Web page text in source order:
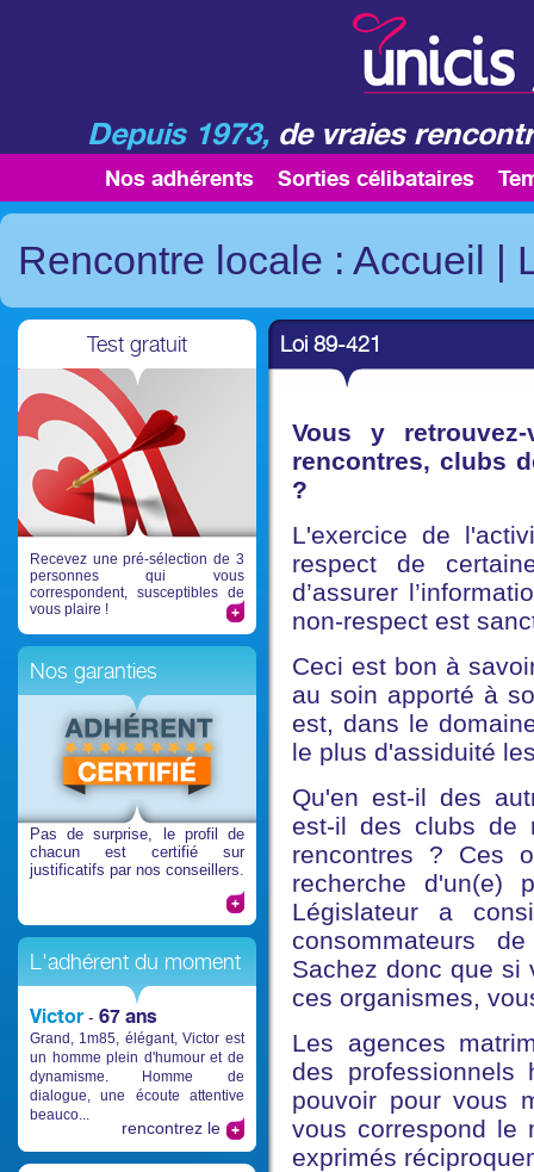
Depuis 1973, de vraies
Nos adhérents Sorties célibataires
Rencontre locale : Accueil |
Test gratuit
Recevez une pré-sélection de 3
personnes qui vous
correspondent, susceptibles de
vous plaire !
Nos garanties
Pas de surprise, le profil de
chacun est certifié sur
justificatifs par nos conseillers.
L'adhérent du moment
Victor- 67 ans
Grand, 1m85, élégant, Victor est
un homme plein d'humour et de
dynamisme. Homme de
dialogue, une écoute attentive
beauco...
rencontrez le
Loi 89-421
Vous y
rencontres, clubs
?
L'exercice de
respect de
d’assurer
non-respect est
Ceci est bon à
au soin apporté à
est, dans le
le plus d'assiduité
Qu'en est-il des
est-il des clubs de
rencontres ? Ces
recherche d'un(e)
Législateur a
consommateurs
Sachez donc que si
ces organismes,
Les agences
des
pouvoir pour vous
vous correspond le
exprimés